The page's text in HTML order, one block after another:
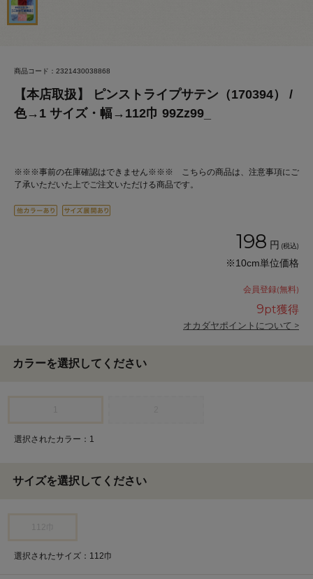
商品コード：2321430038868
【本店取扱】 ピンストライプサテン（170394） /
色→1 サイズ・幅→112巾 99Zz99_
※※※事前の在庫確認はできません※※※ こちらの商品は、注意事項にご
了承いただいた上でご注文いただける商品です。
198 円 (税込)
※10cm単位価格
会員登録(無料)
9pt獲得
オカダヤポイントについて >
カラーを選択してください
選択されたカラー：1
サイズを選択してください
選択されたサイズ：112巾